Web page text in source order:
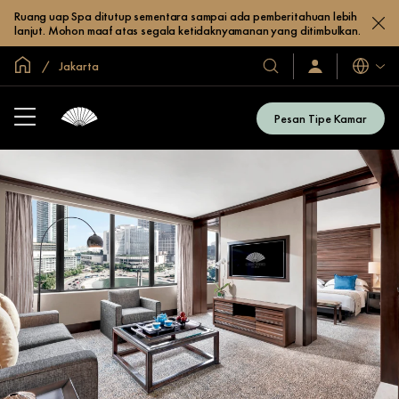
Ruang uap Spa ditutup sementara sampai ada pemberitahuan lebih
lanjut. Mohon maaf atas segala ketidaknyamanan yang ditimbulkan.
Halaman Utama Global
Jakarta
Hotel
&
Resor
Kami
Masuk
/
Bahasa
Pesan Tipe Kamar